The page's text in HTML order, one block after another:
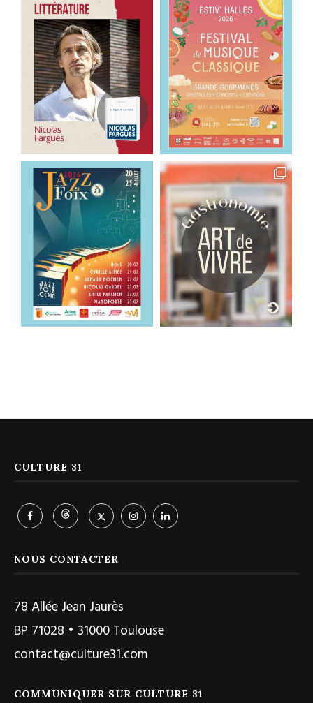
CULTURE 31
NOUS CONTACTER
78 Allée Jean Jaurès
BP 71028 • 31000 Toulouse
contact@culture31.com
COMMUNIQUER SUR CULTURE 31